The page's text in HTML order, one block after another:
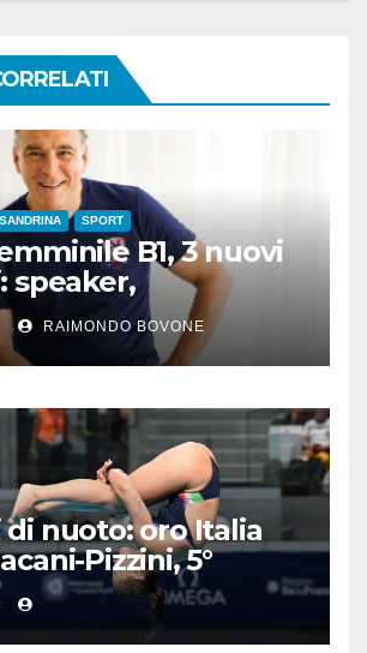
SPORT
B1, 3 nuovi
speaker,
atletico e team
RAIMONDO BOVONE
di nuoto: oro Italia
Pizzini, 5°
Chiara